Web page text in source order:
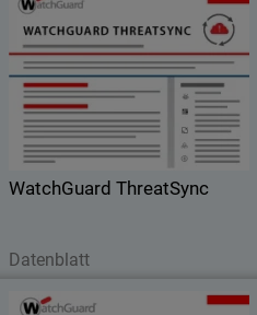
WatchGuard ThreatSync
Datenblatt
Statten Sie Ihr Sicherheitsteam mit XDR-
Funktionen aus, um die Erkennung zu
zentralisieren und die Reaktion auf
Bedrohungen mit WatchGuard
ThreatSync zu koordinieren.
Firebox NV5